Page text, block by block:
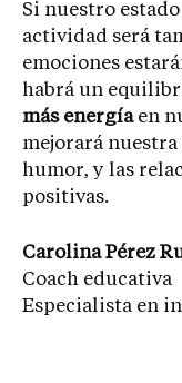
Si nuestro
actividad será
emociones
habrá un
más energía en
mejorará
humor, y las
positivas.
Carolina Pérez
Coach educativa
Especialista en